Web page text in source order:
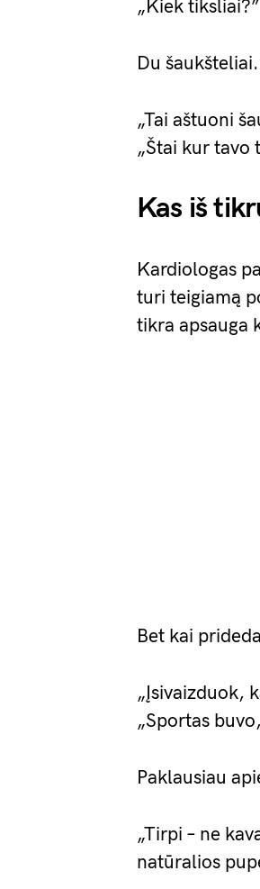
„Kiek tiksliai?”
Du
„Tai aštuoni
„Štai kur tavo
Kas iš
Kardiologas
turi teigiamą
tikra apsauga
Bet kai
„Įsivaizduok,
„Sportas
Paklausiau
„Tirpi – ne
natūralios